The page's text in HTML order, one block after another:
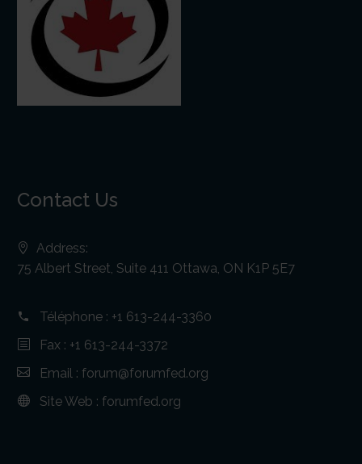
Contact Us
Address:
75 Albert Street, Suite 411 Ottawa, ON K1P 5E7
Téléphone : +1 613-244-3360
Fax : +1 613-244-3372
Email : forum@forumfed.org
Site Web : forumfed.org